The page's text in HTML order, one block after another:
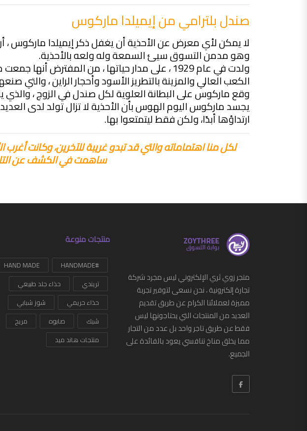
صندل بلترامي من إيميلدا ماركوس
لا يمكن لأي معرض عن الأحذية أن يغفل ذكر إيميلدا ماركوس ،
وهو مدمن التسوق سيئ السمعة وله ولعه بالأحذية.
الكعب العالي والمزينة بالتطريز الأسود وأحجار الراين ، والتي
وقع ماركوس على البطانة العلوية لكل صندل في الزوج ، والذي
يجسد ماركوس اليوم الهوس بأن الأحذية لا تزال تولد لدى
ارتداؤها أبدًا، ولكن فقط ليتمتعوا بها.
لكل منا اهتماماته والتي قد تبدو غريبة للآخرين، وكانت أغرب
ساهمت في الكشف عن
متجر زوي ثري الإلكتروني ليس مجرد شركة
تجارة إلكترونية ، نحن نسعى لتوفير تجربة
مميزة لعملائنا الكرام عن طريق تقديم
العديد من المنتجات التي يحتاجونها ليس
فقط عن طريق تاجر واحد بل عدد من التجار
مما يخلق مناخ تنافسي يعود بالفائدة على
الجميع.
منتجات منوعة
#HANDMADE
HAND MADE
تريندي
حذاء جلد طبيعي
حذاء حريمي
شوز شبابي
شيك
صابوه
مريح
منتجات هاند ميد